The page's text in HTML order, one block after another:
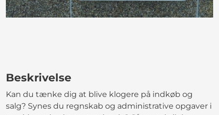
Beskrivelse
Kan du tænke dig at blive klogere på indkøb og
salg? Synes du regnskab og administrative opgaver i